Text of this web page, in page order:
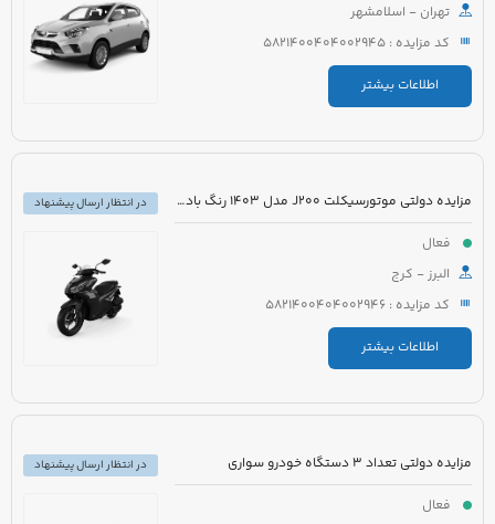
تهران - اسلامشهر
کد مزایده : 5821400404002945
اطلاعات بیشتر
مزایده دولتی موتورسیکلت J200 مدل 1403 رنگ بادمجانی
فعال
البرز - کرج
کد مزایده : 5821400404002946
اطلاعات بیشتر
در انتظار ارسال پیشنهاد
مزایده دولتی تعداد 3 دستگاه خودرو سواری
فعال
در انتظار ارسال پیشنهاد